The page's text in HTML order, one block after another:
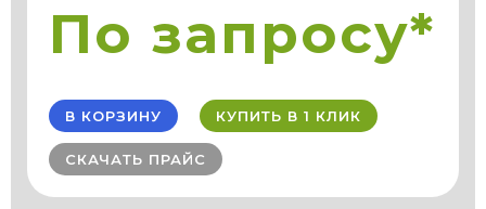
По запросу*
В КОРЗИНУ КУПИТЬ В 1 КЛИК
СКАЧАТЬ ПРАЙС